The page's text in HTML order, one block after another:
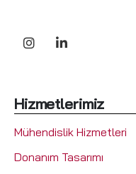
Hizmetlerimiz
Mühendislik Hizmetleri
Donanım Tasarımı